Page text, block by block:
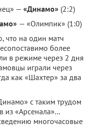
— «Динамо» (2:2)
— «Олимпик» (1:0)
что на один матч
более
в режиме через 2 дня
играли через
как «Шахтер» за два
с таким трудом
из «Арсенала»...
многочасовые